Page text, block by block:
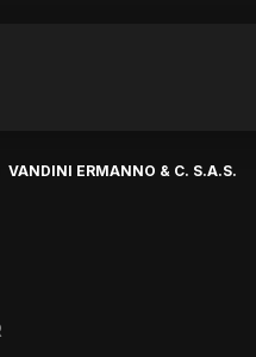
VANDINI ERMANNO & C. S.A.S.